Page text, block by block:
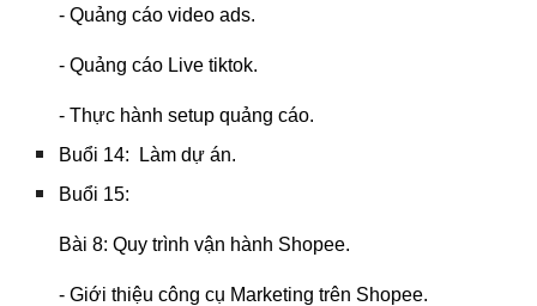
- Quảng cáo video ads.
- Quảng cáo Live tiktok.
- Thực hành setup quảng cáo.
Buổi 14: Làm dự án.
Buổi 15:
Bài 8: Quy trình vận hành Shopee.
- Giới thiệu công cụ Marketing trên Shopee.